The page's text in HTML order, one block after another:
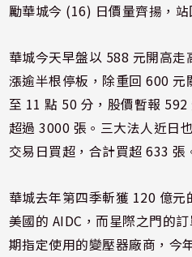
勵華城今 (16) 日價量齊揚，站
華城今天早盤以 588 元開高走
漲逾半根停板，除重回 600
至 11 點 50 分，股價暫報
超過 3000 張。三大法人近日
交易日買超，合計買超 633 張
華城去年第四季斬獲 120 億
美國的 AIDC，而星際之門的
期指定使用的變壓器廠商，今